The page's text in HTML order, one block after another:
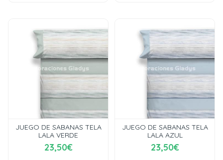
JUEGO DE SABANAS TELA
LALA VERDE
23,50€
JUEGO DE SABANAS TELA
LALA AZUL
23,50€